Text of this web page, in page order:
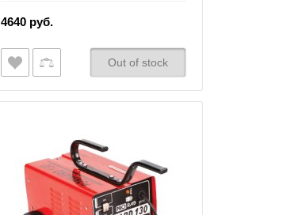
4640 руб.
Out of stock